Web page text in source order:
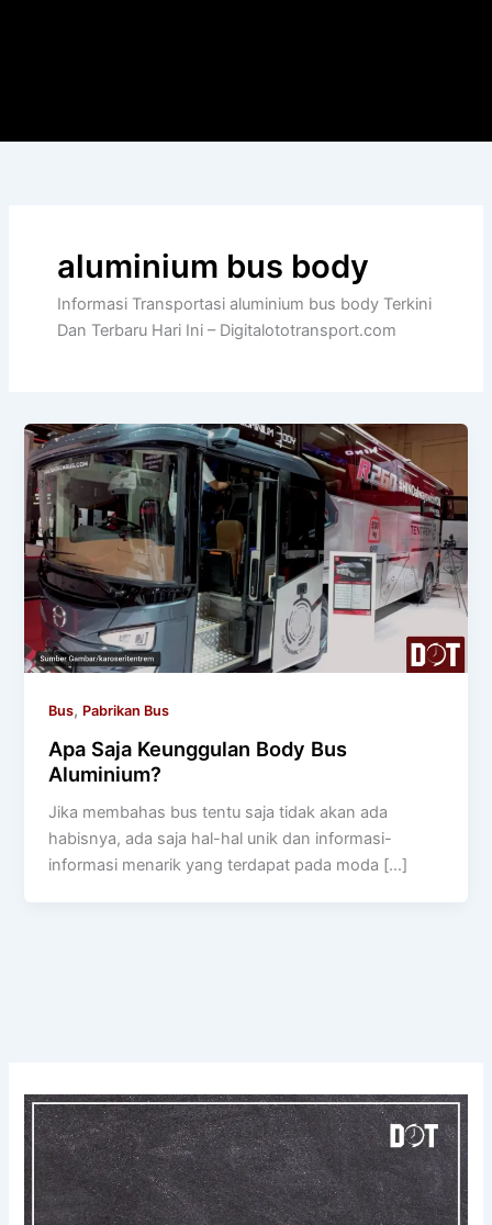
aluminium bus body
Informasi Transportasi aluminium bus body Terkini
Dan Terbaru Hari Ini – Digitalototransport.com
Bus, Pabrikan Bus
Apa Saja Keunggulan Body Bus
Aluminium?
Jika membahas bus tentu saja tidak akan ada
habisnya, ada saja hal-hal unik dan informasi-
informasi menarik yang terdapat pada moda […]